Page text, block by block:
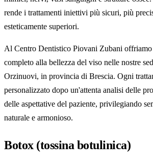
rende i trattamenti iniettivi più sicuri, più
esteticamente superiori.
Al Centro Dentistico Piovani Zubani
completo alla bellezza del viso nelle nostre
Orzinuovi, in provincia di Brescia. Ogni
personalizzato dopo un'attenta analisi delle
delle aspettative del paziente, privilegiando
naturale e armonioso.
Botox (tossina botulinica)